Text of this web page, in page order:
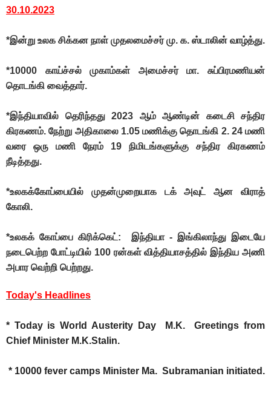
30.10.2023
*இன்று உலக சிக்கன நாள் முதலமைச்சர் மு. க. ஸ்டாலின் வாழ்த்து.
*10000 காய்ச்சல் முகாம்கள் அமைச்சர் மா. சுப்பிரமணியன்
தொடங்கி வைத்தார்.
*இந்தியாவில் தெரிந்தது 2023 ஆம் ஆண்டின் கடைசி சந்திர
கிரகணம். நேற்று அதிகாலை 1.05 மணிக்கு தொடங்கி 2. 24 மணி
வரை ஒரு மணி நேரம் 19 நிமிடங்களுக்கு சந்திர கிரகணம்
நீடித்தது.
*உலகக்கோப்பையில் முதன்முறையாக டக் அவுட் ஆன விராத்
கோலி.
*உலகக் கோப்பை கிரிக்கெட்: இந்தியா - இங்கிலாந்து இடையே
நடைபெற்ற போட்டியில் 100 ரன்கள் வித்தியாசத்தில் இந்திய அணி
அபார வெற்றி பெற்றது.
Today's Headlines
* Today is World Austerity Day M.K. Greetings from
Chief Minister M.K.Stalin.
* 10000 fever camps Minister Ma. Subramanian initiated.